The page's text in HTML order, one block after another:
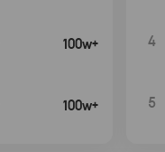
100w+
100w+
4
5